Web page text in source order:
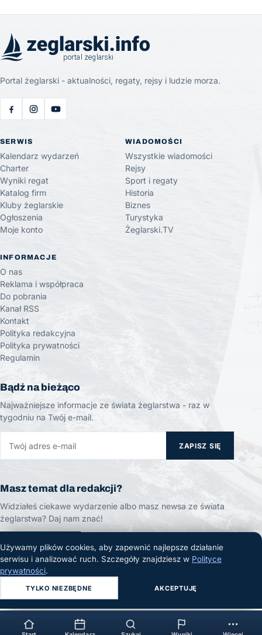
Portal żeglarski - aktualności, regaty, rejsy i ludzie morza.
SERWIS
Kalendarz wydarzeń
Charter
Wyniki regat
Katalog firm
Kluby żeglarskie
Ogłoszenia
Moje konto
WIADOMOŚCI
Wszystkie wiadomości
Rejsy
Sport i regaty
Historia
Biznes
Turystyka
Żeglarski.TV
INFORMACJE
O nas
Reklama i współpraca
Do pobrania
Kanał RSS
Kontakt
Polityka redakcyjna
Polityka prywatności
Regulamin
Bądź na bieżąco
Najważniejsze informacje ze świata żeglarstwa - raz w
tygodniu na Twój e-mail.
ZAPISZ SIĘ
Masz temat dla redakcji?
Widziałeś ciekawe wydarzenie albo masz newsa ze świata
żeglarstwa? Daj nam znać!
ZGŁOŚ TEMAT
© 2026 Żeglarski.info. Wszelkie prawa zastrzeżone.
Używamy plików cookies, aby zapewnić najlepsze działanie
serwisu i analizować ruch. Szczegóły znajdziesz w Polityce
prywatności.
TYLKO NIEZBĘDNE AKCEPTUJĘ